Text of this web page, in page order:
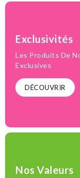
Exclusivités
Les Produits De
Exclusives
DÉCOUVRIR
Nos Valeurs